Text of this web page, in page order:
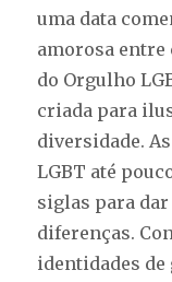
uma data
amorosa entre
do Orgulho
criada para
diversidade.
LGBT até
siglas para
diferenças.
identidades de